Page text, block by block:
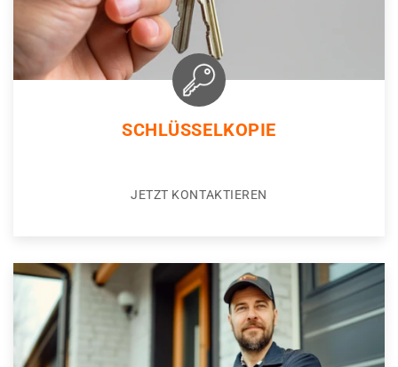
SCHLÜSSELKOPIE
JETZT KONTAKTIEREN